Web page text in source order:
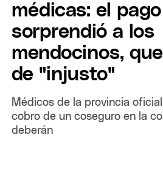
médicas: el
sorprendió a los
mendocinos,
de "injusto"
Médicos de la provincia
cobro de un coseguro en la
deberán